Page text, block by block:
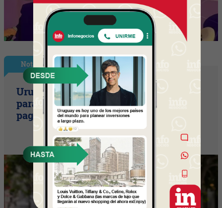
Nota Principal
Uruguay empieza a discutir las reglas
para una movilidad autónoma (¿Quién
paga si el auto sin conductor choca?)